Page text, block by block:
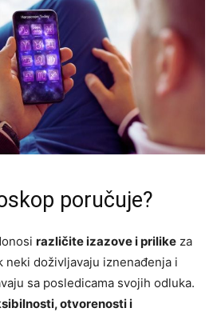
poručuje?
različite izazove i prilike za
neki doživljavaju iznenađenja i
sa posledicama svojih odluka.
otvorenosti i